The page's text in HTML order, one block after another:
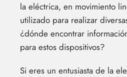
la eléctrica, en movimiento
utilizado para realizar
¿dónde encontrar
para estos dispositivos?
Si eres un entusiasta de la